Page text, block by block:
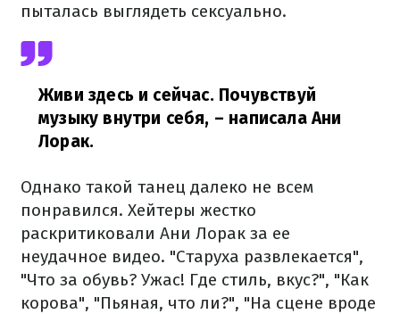
пыталась выглядеть сексуально.
Живи здесь и сейчас. Почувствуй
музыку внутри себя, – написала Ани
Лорак.
Однако такой танец далеко не всем
понравился. Хейтеры жестко
раскритиковали Ани Лорак за ее
неудачное видео. "Старуха развлекается",
"Что за обувь? Ужас! Где стиль, вкус?", "Как
корова", "Пьяная, что ли?", "На сцене вроде